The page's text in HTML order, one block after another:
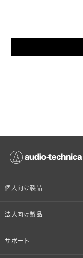
個人向け製品
オンラインストア限定
法人向け製品
設備音響機器
サポート